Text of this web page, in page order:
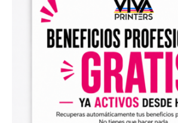
el archivo en tu programa de impresión
maquinaria DTF.
Diseños digitales para
También encontrarás diseños digitales
perfectos para personalizar vasos,
envases, artículos promocionales y